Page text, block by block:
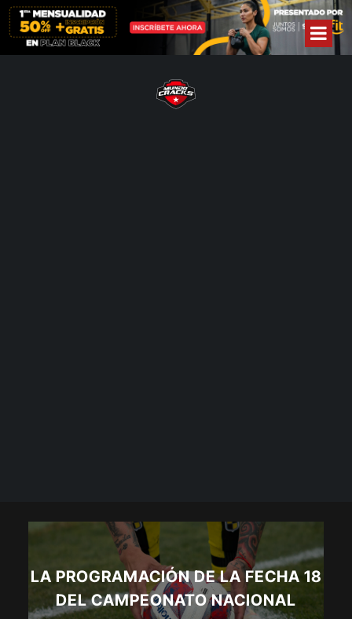
LA PROGRAMACIÓN DE LA FECHA 18
DEL CAMPEONATO NACIONAL